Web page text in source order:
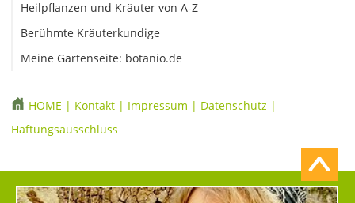
Heilpflanzen und Kräuter von A-Z
Berühmte Kräuterkundige
Meine Gartenseite: botanio.de
HOME | Kontakt | Impressum | Datenschutz |
Haftungsausschluss